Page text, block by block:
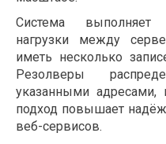
Система выполняет
нагрузки между
иметь несколько
Резолверы
указанными адресами,
подход повышает
веб-сервисов.